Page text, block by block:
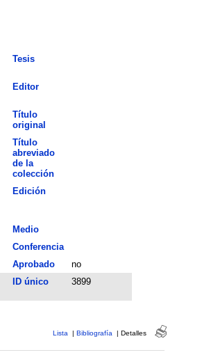
Tesis
Editor
Título
original
Título
abreviado
de la
colección
Edición
Medio
Conferencia
Aprobado
no
ID único 3899
Lista | Bibliografía | Detalles